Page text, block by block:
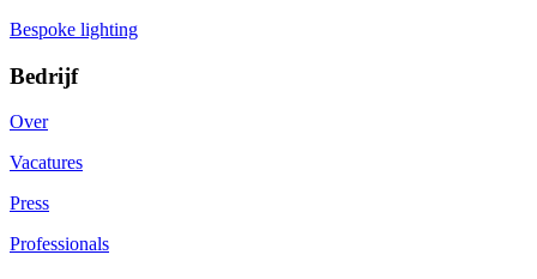
Bespoke lighting
Bedrijf
Over
Vacatures
Press
Professionals